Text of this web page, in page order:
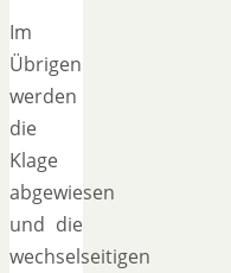
Im
Übrigen
werden
die
Klage
abgewiesen
und die
wechselseitigen